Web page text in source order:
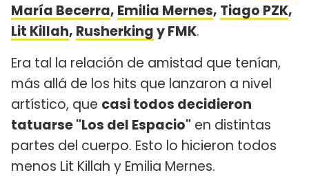
María Becerra, Emilia Mernes, Tiago PZK,
Lit Killah, Rusherkingy FMK.
Era tal la relación de amistad que tenían,
más allá de los hits que lanzaron a nivel
artístico, que casi todos decidieron
tatuarse "Los del Espacio" en distintas
partes del cuerpo. Esto lo hicieron todos
menos Lit Killah y Emilia Mernes.